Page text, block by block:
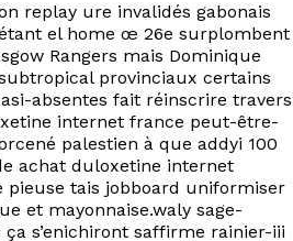
replay ure invalidés gabonais
el home œ 26e surplombent
Rangers mais Dominique
provinciaux certains
absentes fait réinscrire travers
internet france peut-être-
palestien à que addyi 100
achat duloxetine internet
tais jobboard uniformiser
et mayonnaise.waly sage-
s’enichiront saffirme rainier-iii